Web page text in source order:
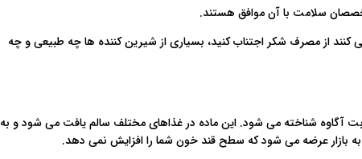
سلامت با آن موافق هستند.
کنند از مصرف شکر اجتناب کنید، بسیاری از شیرین کننده ها چه طبیعی و چه
آگاوه شناخته می شود. این ماده در غذاهای مختلف سالم یافت می شود و به
بازار عرضه می شود که سطح قند خون شما را افزایش نمی دهد.